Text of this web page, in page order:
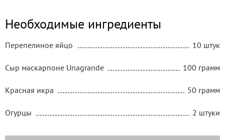
Необходимые ингредиенты
Перепелиное яйцо 10 штук
Сыр маскарпоне Unagrande 100 грамм
Красная икра 50 грамм
Огурцы 2 штуки